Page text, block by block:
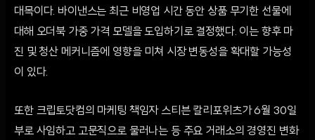
대목이다. 바이낸스는 최근 비영업 시간 동안 상품 무기한 선물에
대해 오더북 가중 가격 모델을 도입하기로 결정했다. 이는 향후 마
진 및 청산 메커니즘에 영향을 미쳐 시장 변동성을 확대할 가능성
이 있다.
또한 크립토닷컴의 마케팅 책임자 스티븐 칼리포위츠가 6월 30일
부로 사임하고 고문직으로 물러나는 등 주요 거래소의 경영진 변화